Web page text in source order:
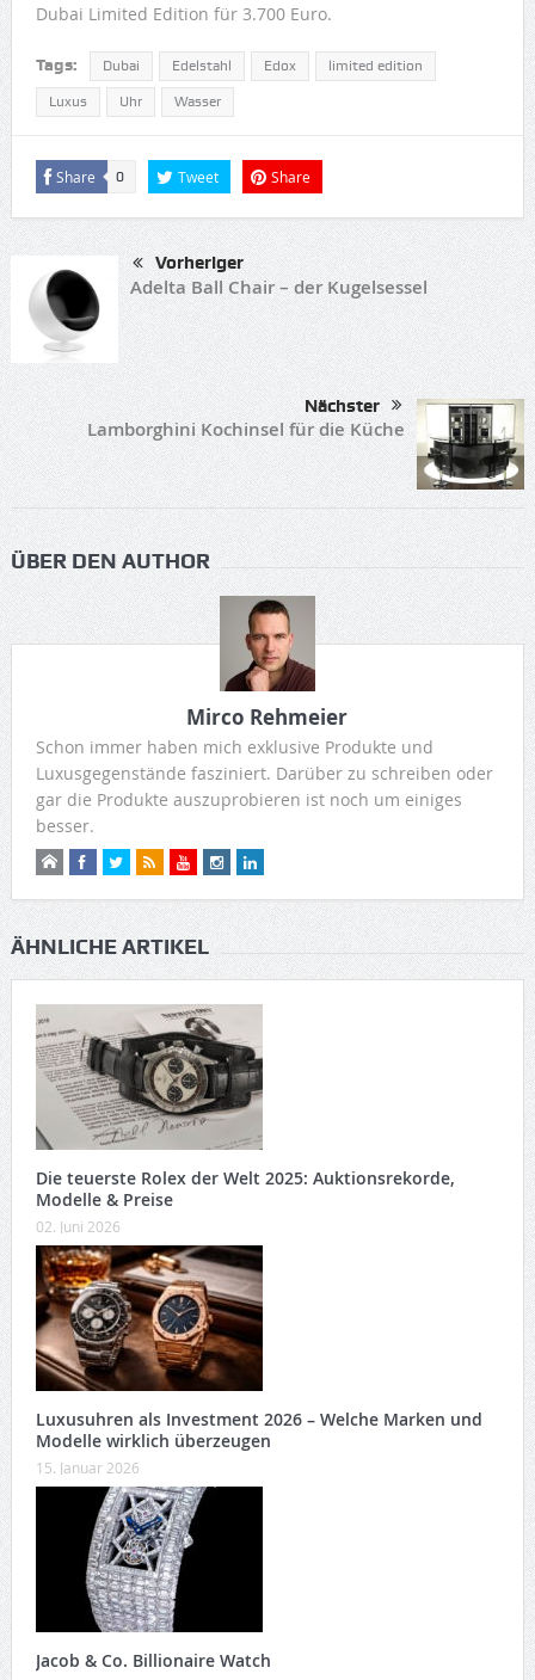
Dubai Limited Edition für 3.700 Euro.
Tags: Dubai Edelstahl Edox limited edition
Luxus Uhr Wasser
Share 0 Tweet Share
Vorheriger
Adelta Ball Chair – der Kugelsessel
Nächster
Lamborghini Kochinsel für die Küche
ÜBER DEN AUTHOR
Mirco Rehmeier
Schon immer haben mich exklusive Produkte und
Luxusgegenstände fasziniert. Darüber zu schreiben oder
gar die Produkte auszuprobieren ist noch um einiges
besser.
ÄHNLICHE ARTIKEL
Die teuerste Rolex der Welt 2025: Auktionsrekorde,
Modelle & Preise
02. Juni 2026
Luxusuhren als Investment 2026 – Welche Marken und
Modelle wirklich überzeugen
15. Januar 2026
Jacob & Co. Billionaire Watch